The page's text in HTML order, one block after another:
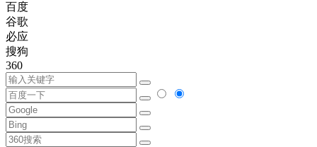
百度
谷歌
必应
搜狗
360